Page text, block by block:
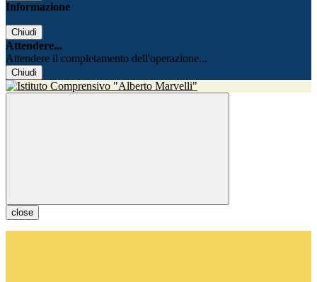
Informazione
Chiudi
Attendere...
Attendere il completamento dell'operazione...
Chiudi
close